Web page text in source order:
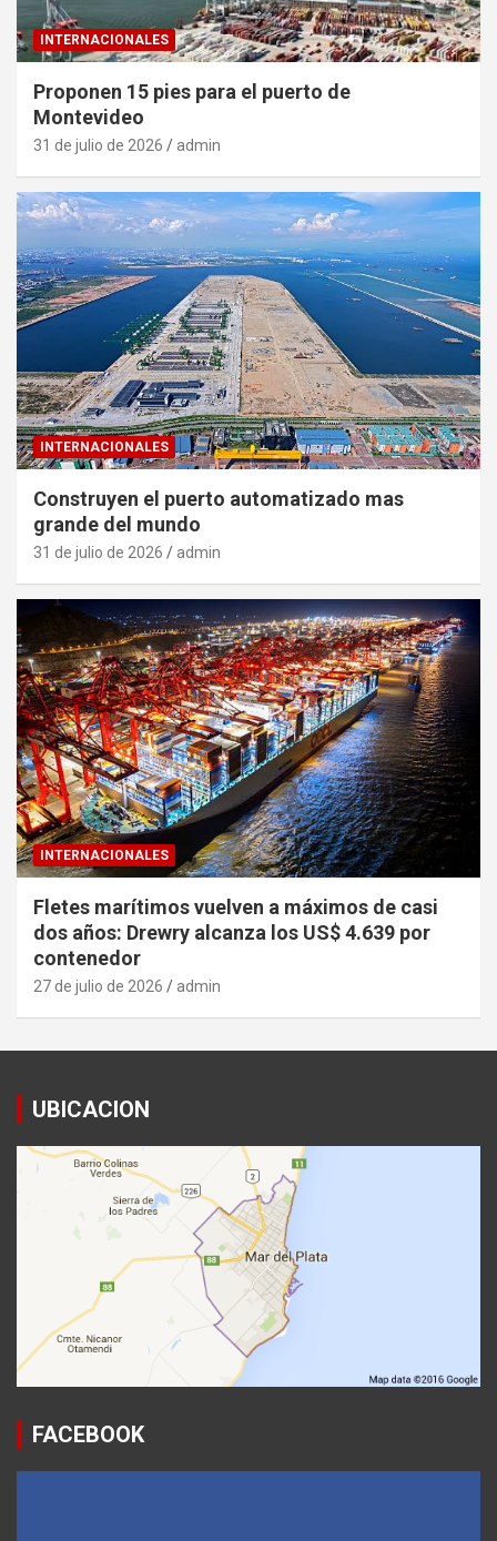
INTERNACIONALES
Proponen 15 pies para el puerto de
Montevideo
31 de julio de 2026 admin
INTERNACIONALES
Construyen el puerto automatizado mas
grande del mundo
31 de julio de 2026 admin
INTERNACIONALES
Fletes marítimos vuelven a máximos de casi
dos años: Drewry alcanza los US$ 4.639 por
contenedor
27 de julio de 2026 admin
UBICACION
FACEBOOK